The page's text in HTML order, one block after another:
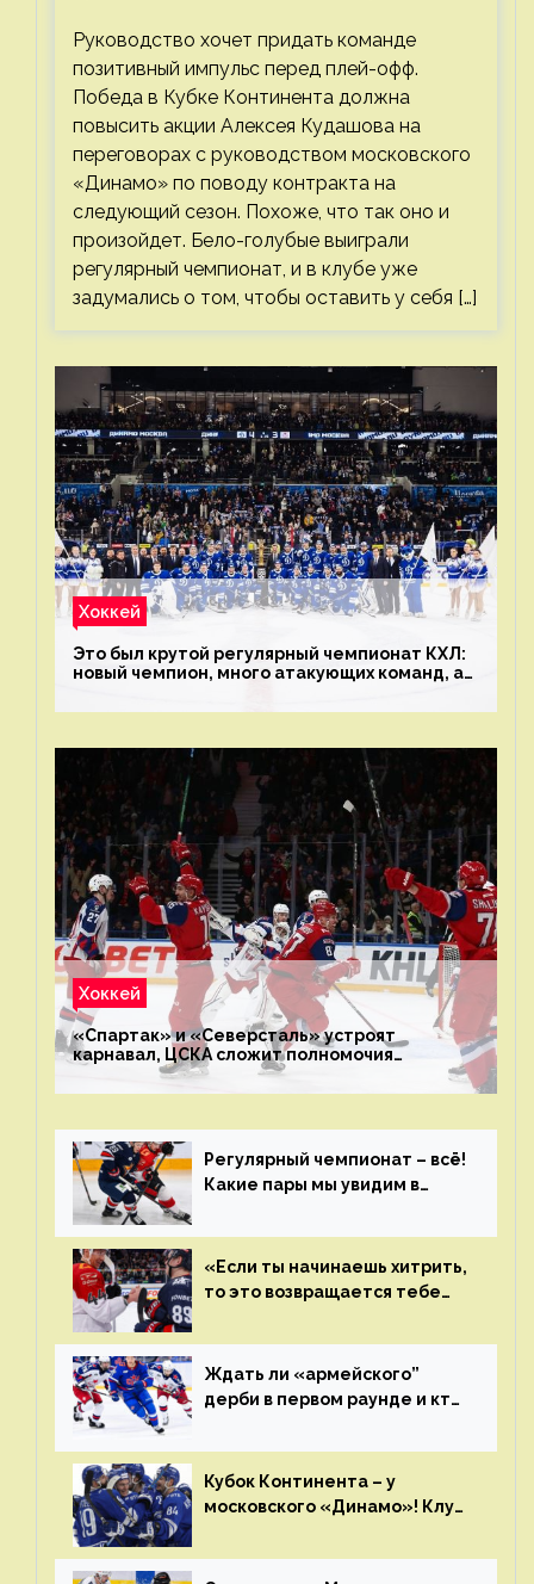
Руководство хочет придать команде
позитивный импульс перед плей-офф.
Победа в Кубке Континента должна
повысить акции Алексея Кудашова на
переговорах с руководством московского
«Динамо» по поводу контракта на
следующий сезон. Похоже, что так оно и
произойдет. Бело-голубые выиграли
регулярный чемпионат, и в клубе уже
задумались о том, чтобы оставить у себя […]
Хоккей
Это был крутой регулярный чемпионат КХЛ:
новый чемпион, много атакующих команд, а
Хоккей
«Спартак» и «Северсталь» устроят
карнавал, ЦСКА сложит полномочия
чемпиона. Превью первого раунда плей-офф
на Западе
Регулярный чемпионат – всё!
Какие пары мы увидим в
«Если ты начинаешь хитрить,
то это возвращается тебе
Ждать ли «армейского”
дерби в первом раунде и кто
Главные интриги последнего
дня «регулярки” КХЛ
Кубок Континента – у
московского «Динамо»! Клуб
сезон